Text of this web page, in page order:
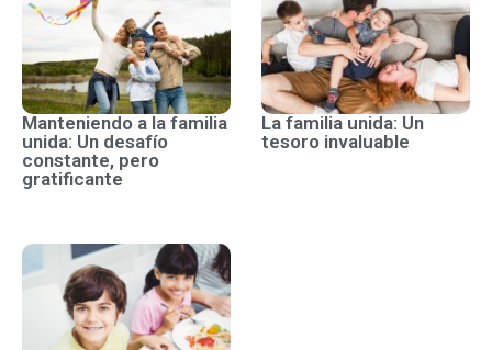
Manteniendo a la familia
unida: Un desafío
constante, pero
gratificante
La familia unida: Un
tesoro invaluable